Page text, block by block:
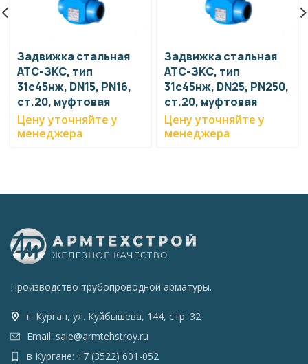
Задвижка стальная
АТС-ЗКС, тип
31с45нж, DN15, PN16,
ст.20, муфтовая
Цену уточняйте у
менеджера
Задвижка стальная
АТС-ЗКС, тип
31с45нж, DN25, PN250,
ст.20, муфтовая
Цену уточняйте у
менеджера
Производство трубопроводной арматуры.
г. Курган, ул. Куйбышева, 144, стр. 32
Email: sale@armtehstroy.ru
в Кургане: +7 (3522) 601-052